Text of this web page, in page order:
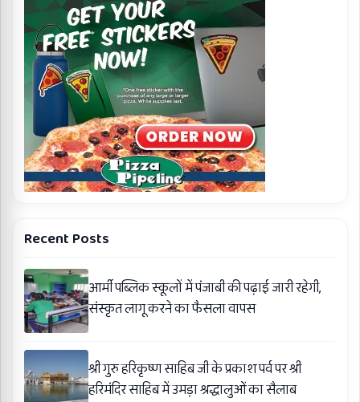
Recent Posts
आर्मी पब्लिक स्कूलों में पंजाबी की पढ़ाई जारी रहेगी,
संस्कृत लागू करने का फैसला वापस
श्री गुरु हरिकृष्ण साहिब जी के प्रकाश पर्व पर श्री
हरिमंदिर साहिब में उमड़ा श्रद्धालुओं का सैलाब